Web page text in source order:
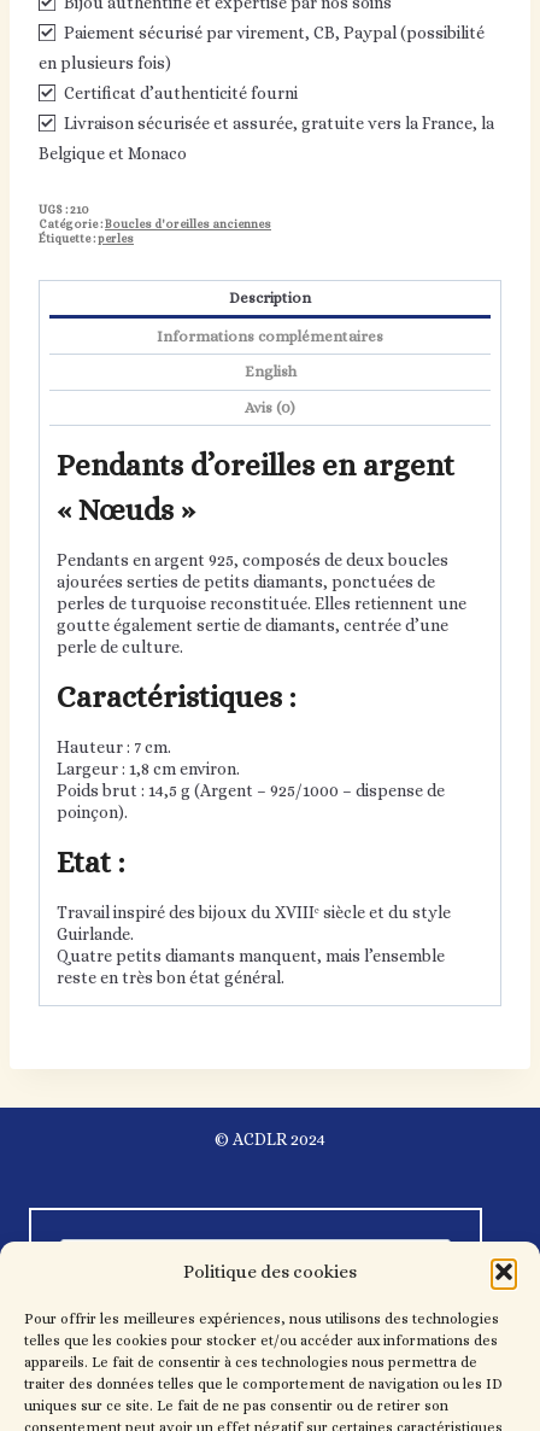
Politique des cookies
Pour offrir les meilleures expériences, nous utilisons des technologies
telles que les cookies pour stocker et/ou accéder aux informations des
appareils. Le fait de consentir à ces technologies nous permettra de
traiter des données telles que le comportement de navigation ou les ID
uniques sur ce site. Le fait de ne pas consentir ou de retirer son
consentement peut avoir un effet négatif sur certaines caractéristiques
Paiement sécurisé par virement, CB, Paypal (possibilité
en plusieurs fois)
Certificat d’authenticité fourni
Livraison sécurisée et assurée, gratuite vers la France, la
Belgique et Monaco
UGS :210
Catégorie :Boucles d'oreilles anciennes
Étiquette :perles
Description
Informations complémentaires
English
Avis (0)
Pendants d’oreilles en argent
« Nœuds »
Pendants en argent 925, composés de deux boucles
ajourées serties de petits diamants, ponctuées de
perles de turquoise reconstituée. Elles retiennent une
goutte également sertie de diamants, centrée d’une
perle de culture.
Caractéristiques :
Hauteur : 7 cm.
Largeur : 1,8 cm environ.
Poids brut : 14,5 g (Argent – 925/1000 – dispense de
poinçon).
Etat :
Travail inspiré des bijoux du XVIIIᵉ siècle et du style
Guirlande.
Quatre petits diamants manquent, mais l’ensemble
reste en très bon état général.
© ACDLR 2024